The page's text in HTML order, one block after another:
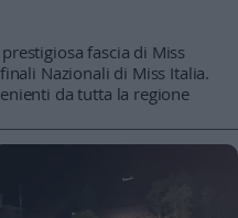
fascia di Miss
Nazionali di Miss Italia.
da tutta la regione